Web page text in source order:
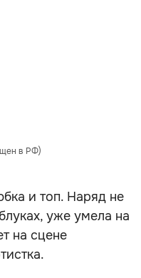
в РФ)
и топ. Наряд не
уже умела на
на сцене